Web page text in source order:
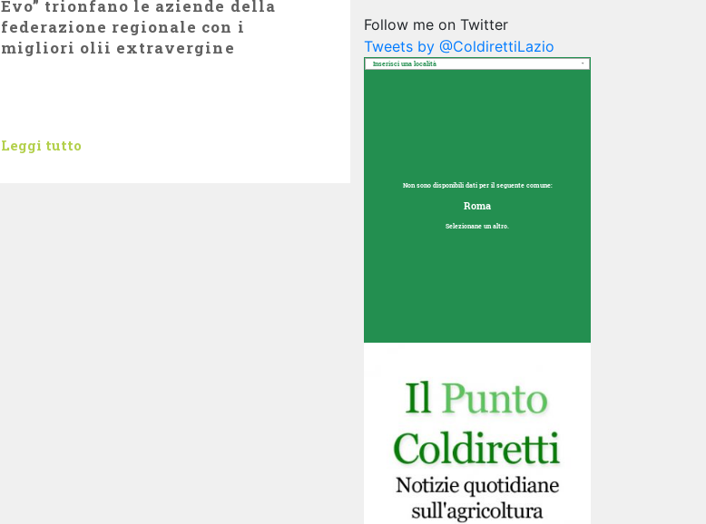
Evo” trionfano le aziende della
federazione regionale con i
migliori olii extravergine
Leggi tutto
Follow me on Twitter
Tweets by @ColdirettiLazio
Inserisci una località
Non sono disponibili dati per il seguente comune:
Roma
Selezionane un altro.